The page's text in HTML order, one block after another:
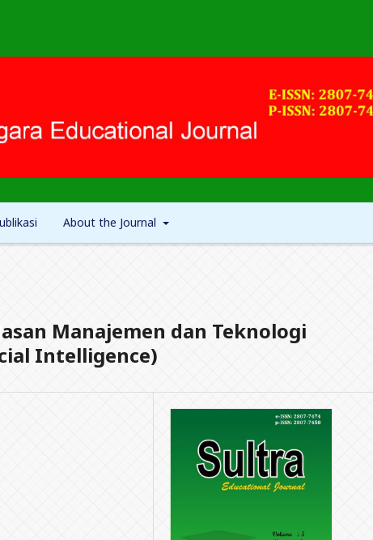
About the Journal
Manajemen dan Teknologi
Intelligence)